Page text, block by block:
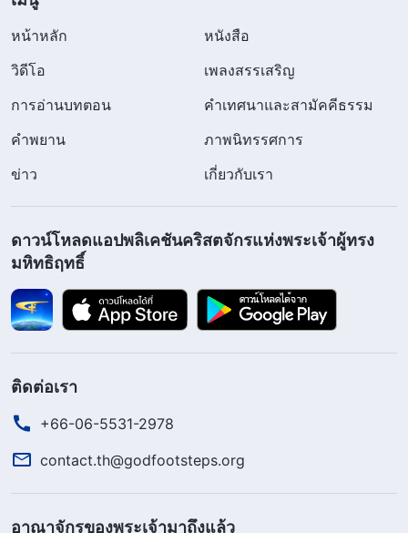
หน้าหลัก
หนังสือ
วิดีโอ
เพลงสรรเสริญ
การอ่านบทตอน
คำเทศนาและสามัคคีธรรม
คำพยาน
ภาพนิทรรศการ
ข่าว
เกี่ยวกับเรา
ดาวน์โหลดแอปพลิเคชันคริสตจักรแห่งพระเจ้าผู้ทรง
มหิทธิฤทธิ์
ติดต่อเรา
+66-06-5531-2978
contact.th@godfootsteps.org
อาณาจักรของพระเจ้ามาถึงแล้ว